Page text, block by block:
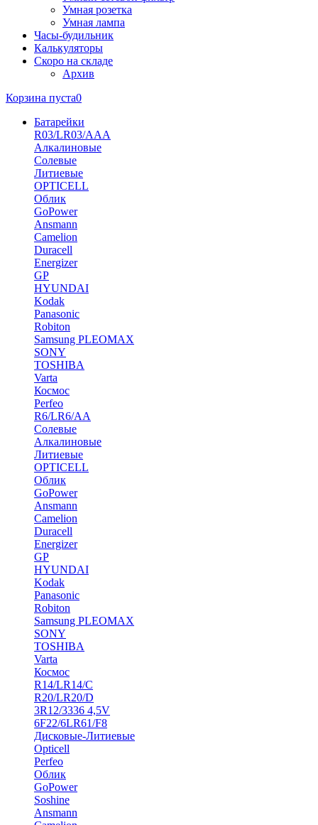
Умная розетка
Умная лампа
Часы-будильник
Калькуляторы
Скоро на складе
Архив
Корзина пуста0
Батарейки
R03/LR03/AAA
Алкалиновые
Солевые
Литиевые
OPTICELL
Облик
GoPower
Ansmann
Camelion
Duracell
Energizer
GP
HYUNDAI
Kodak
Panasonic
Robiton
Samsung PLEOMAX
SONY
TOSHIBA
Varta
Космос
Perfeo
R6/LR6/AA
Солевые
Алкалиновые
Литиевые
OPTICELL
Облик
GoPower
Ansmann
Camelion
Duracell
Energizer
GP
HYUNDAI
Kodak
Panasonic
Robiton
Samsung PLEOMAX
SONY
TOSHIBA
Varta
Космос
R14/LR14/C
R20/LR20/D
3R12/3336 4,5V
6F22/6LR61/F8
Дисковые-Литиевые
Opticell
Perfeo
Облик
GoPower
Soshine
Ansmann